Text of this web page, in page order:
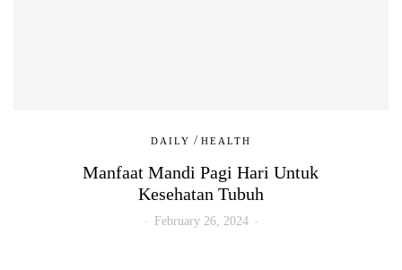
DAILY / HEALTH
Manfaat Mandi Pagi Hari Untuk
Kesehatan Tubuh
February 26, 2024